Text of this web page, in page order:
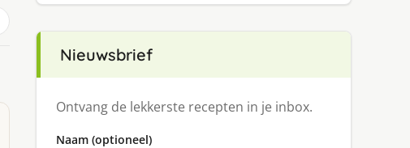
Nieuwsbrief
Ontvang de lekkerste recepten in je inbox.
Naam (optioneel)